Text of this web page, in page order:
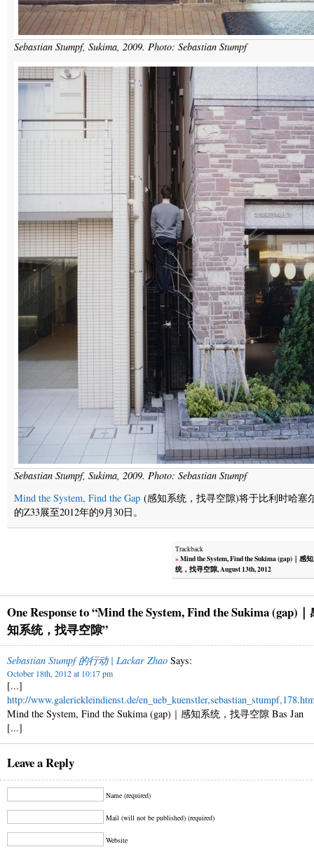
Sebastian Stumpf, Sukima, 2009. Photo: Sebastian Stumpf
Sebastian Stumpf, Sukima, 2009. Photo: Sebastian Stumpf
Mind the System, Find the Gap (感知系统，找寻空隙)将于比利时哈塞
的Z33展至2012年的9月30日。
Trackback
»Mind the System, Find the Sukima (gap)｜感
统，找寻空隙, August 13th, 2012
One Response to “Mind the System, Find the Sukima (gap)｜
知系统，找寻空隙”
Sebastian Stumpf 的行动 | Lackar Zhao Says:
October 18th, 2012 at 10:17 pm
[...]
http://www.galeriekleindienst.de/
Mind the System, Find the Sukima (gap)｜感知系统，找寻空隙 Bas Jan
[...]
Leave a Reply
Name (required)
Mail (will not be published) (required)
Website